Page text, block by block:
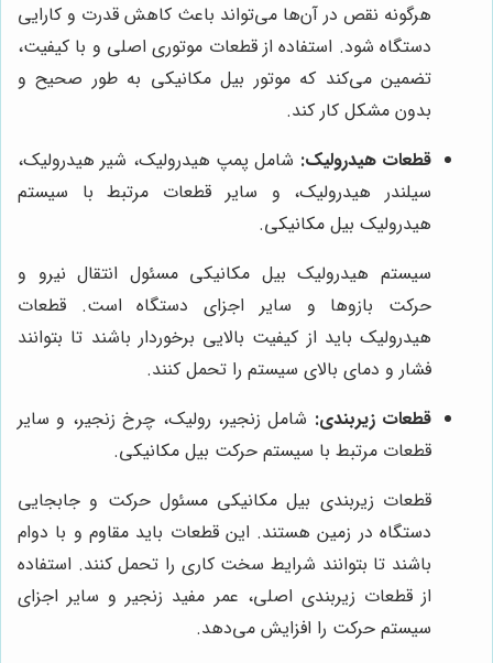
هرگونه نقص در آن‌ها می‌تواند باعث کاهش قدرت و کارایی
دستگاه شود. استفاده از قطعات موتوری اصلی و با کیفیت،
تضمین می‌کند که موتور بیل مکانیکی به طور صحیح و
بدون مشکل کار کند.
قطعات هیدرولیک: شامل پمپ هیدرولیک، شیر هیدرولیک،
سیلندر هیدرولیک، و سایر قطعات مرتبط با سیستم
هیدرولیک بیل مکانیکی.
سیستم هیدرولیک بیل مکانیکی مسئول انتقال نیرو و
حرکت بازوها و سایر اجزای دستگاه است. قطعات
هیدرولیک باید از کیفیت بالایی برخوردار باشند تا بتوانند
فشار و دمای بالای سیستم را تحمل کنند.
قطعات زیربندی: شامل زنجیر، رولیک، چرخ زنجیر، و سایر
قطعات مرتبط با سیستم حرکت بیل مکانیکی.
قطعات زیربندی بیل مکانیکی مسئول حرکت و جابجایی
دستگاه در زمین هستند. این قطعات باید مقاوم و با دوام
باشند تا بتوانند شرایط سخت کاری را تحمل کنند. استفاده
از قطعات زیربندی اصلی، عمر مفید زنجیر و سایر اجزای
سیستم حرکت را افزایش می‌دهد.